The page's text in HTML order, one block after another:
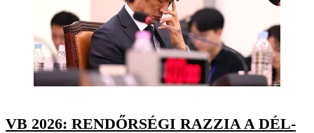
VB 2026: RENDŐRSÉGI RAZZIA A DÉL-